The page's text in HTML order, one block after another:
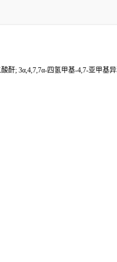
; 3α,4,7,7α-四氢甲基-4,7-亚甲